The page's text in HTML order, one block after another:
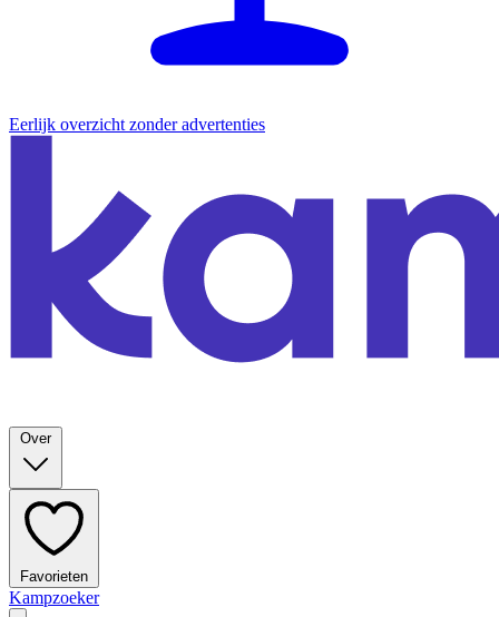
Eerlijk overzicht zonder advertenties
Over
Favorieten
Kampzoeker